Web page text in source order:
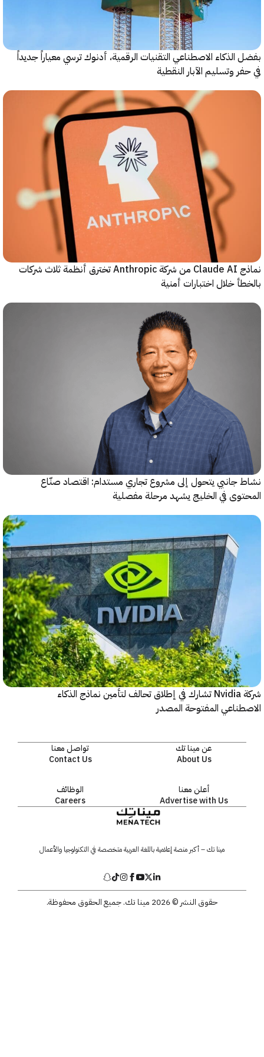
الاصطناعي التقنيات الرقمية، أدنوك ترسي معياراً جديداً
وتسليم الآبار النقطية
نماذج Claude AI من شركة Anthropic تخترق أنظمة ثلاث شركات
خلال اختبارات أمنية
جانبي يتحول إلى مشروع تجاري مستدام: اقتصاد صنّاع
في الخليج يشهد مرحلة مفصلية
شركة Nvidia تشارك في إطلاق تحالف لتأمين نماذج الذكاء
المفتوحة المصدر
عن مينا تك
About Us
تواصل معنا
Contact Us
أعلن معنا
Advertise with Us
الوظائف
Careers
مينا تك – أكبر منصة إعلامية باللغة العربية متخصصة في التكنولوجيا والأعمال
حقوق النشر © 2026 مينا تك. جميع الحقوق محفوظة.